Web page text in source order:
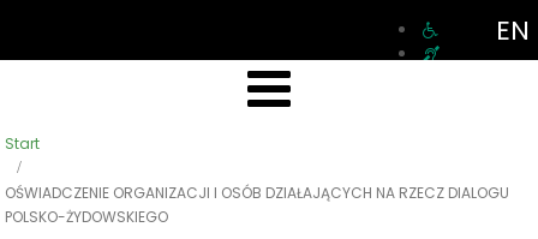
EN
Start
OŚWIADCZENIE ORGANIZACJI I OSÓB DZIAŁAJĄCYCH NA RZECZ DIALOGU
POLSKO-ŻYDOWSKIEGO